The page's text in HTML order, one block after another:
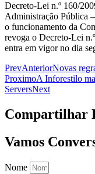
Decreto-Lei n.º 160/
Administração Pública
o funcionamento da
revoga o Decreto-Lei
entra em vigor no dia
PrevAnteriorNovas
ProximoA Inforestilo
ServersNext
Compartilhar
Vamos
Nome